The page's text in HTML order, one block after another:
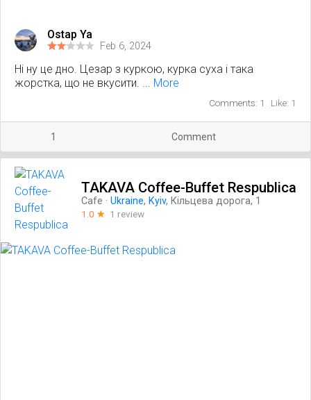
Ostap Ya
Feb 6, 2024
Ні ну це дно. Цезар з куркою, курка суха і така
жорстка, що не вкусити. ... More
Comments: 1 Like: 1
1 Comment
TAKAVA Coffee-Buffet Respublica
Cafe · Ukraine, Kyiv, Кільцева дорога, 1
1.0 ☆ 1 review